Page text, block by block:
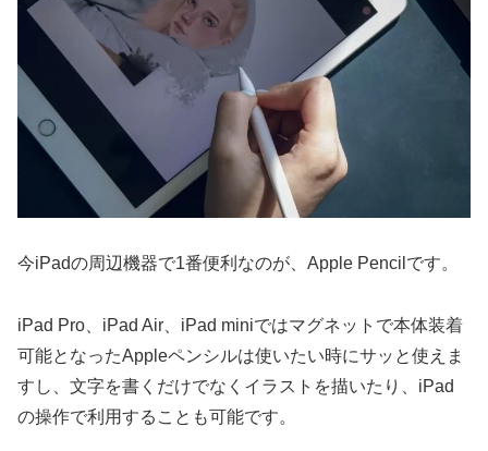
今iPadの周辺機器で1番便利なのが、Apple Pencilです。
iPad Pro、iPad Air、iPad miniではマグネットで本体装着
可能となったAppleペンシルは使いたい時にサッと使えま
すし、文字を書くだけでなくイラストを描いたり、iPad
の操作で利用することも可能です。